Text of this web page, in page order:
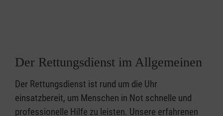
Der Rettungsdienst im Allgemeinen
Der Rettungsdienst ist rund um die Uhr
einsatzbereit, um Menschen in Not schnelle und
professionelle Hilfe zu leisten. Unsere erfahrenen